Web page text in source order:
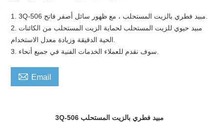
2. مبيد حيوي للزيت المستحلب لحماية الزيت المستحلب من الكائنات
 Email
3Q-506 مبيد فطري بالزيت المستحلب